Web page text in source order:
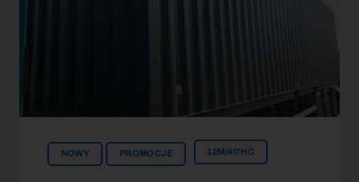
NOWY PROMOCJE 12M/40'HC